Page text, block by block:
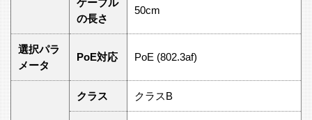
ケーブル
の長さ
50cm
選択パラ
メータ
PoE対応 PoE (802.3af)
クラス クラスB